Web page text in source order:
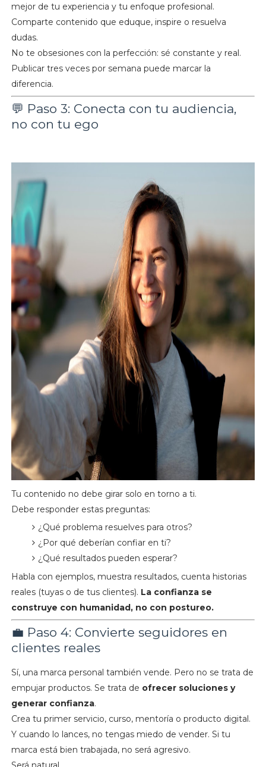
mejor de tu experiencia y tu enfoque profesional.
Comparte contenido que eduque, inspire o resuelva
dudas.
No te obsesiones con la perfección: sé constante y real.
Publicar tres veces por semana puede marcar la
diferencia.
💬 Paso 3: Conecta con tu audiencia,
no con tu ego
Tu contenido no debe girar solo en torno a ti.
Debe responder estas preguntas:
¿Qué problema resuelves para otros?
¿Por qué deberían confiar en ti?
¿Qué resultados pueden esperar?
Habla con ejemplos, muestra resultados, cuenta historias
reales (tuyas o de tus clientes). La confianza se
construye con humanidad, no con postureo.
💼 Paso 4: Convierte seguidores en
clientes reales
Sí, una marca personal también vende. Pero no se trata de
empujar productos. Se trata de ofrecer soluciones y
generar confianza.
Crea tu primer servicio, curso, mentoría o producto digital.
Y cuando lo lances, no tengas miedo de vender. Si tu
marca está bien trabajada, no será agresivo.